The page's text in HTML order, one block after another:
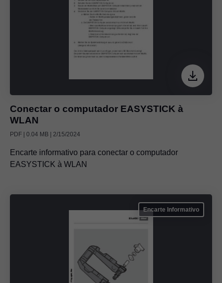
Conectar o computador EASYSTICK à
WLAN
PDF | 0.04 MB | 2/15/2024
Encarte informativo para conectar o computador
EASYSTICK à WLAN
Encarte Informativo